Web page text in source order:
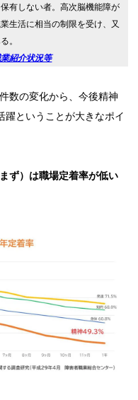
有しない者。高次脳機能障が
生活に相当の制限を受け、又
。
紹介状況等
数の変化から、今後精神
躍ということが大きなポイ
ず）は職場定着率が低い